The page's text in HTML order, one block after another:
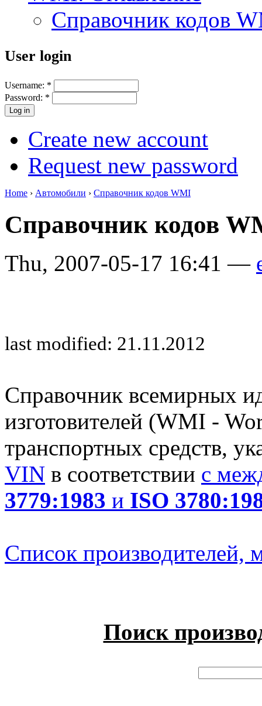
Справочник кодов
User login
Username: *
Password: *
Create new account
Request new password
Home › Автомобили › Справочник кодов WMI
Справочник кодов
Thu, 2007-05-17 16:41 —
last modified: 21.11.2012
Справочник всемирных
изготовителей (WMI -
транспортных средств,
VIN в соответствии с
3779:1983 и ISO
Список производителей,
Поиск